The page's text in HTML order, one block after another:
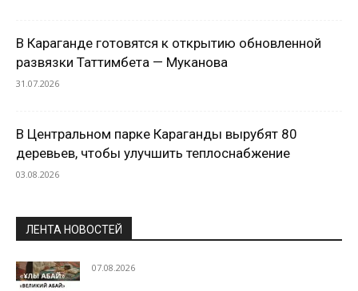
В Караганде готовятся к открытию обновленной
развязки Таттимбета — Муканова
31.07.2026
В Центральном парке Караганды вырубят 80
деревьев, чтобы улучшить теплоснабжение
03.08.2026
ЛЕНТА НОВОСТЕЙ
07.08.2026